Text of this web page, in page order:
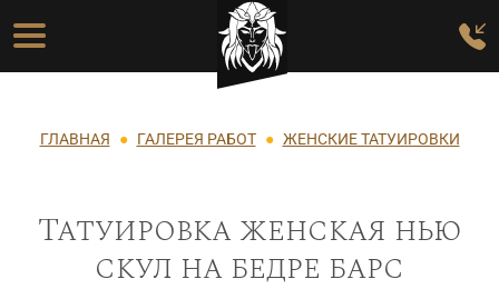
Перейти к основному содержанию
Основная навигация
Строка навигации
ГЛАВНАЯ ГАЛЕРЕЯ РАБОТ ЖЕНСКИЕ ТАТУИРОВКИ
Татуировка женская нью
скул на бедре барс